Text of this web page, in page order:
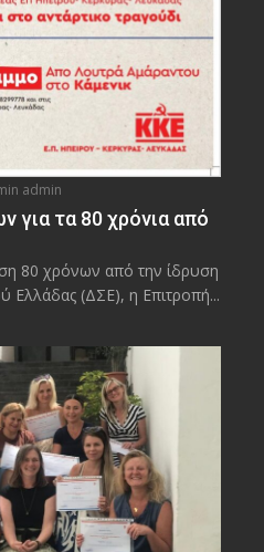
admin
για τα 80 χρόνια από
80 χρόνων από την ίδρυση
Ελλάδας (ΔΣΕ), η Επιτροπή...